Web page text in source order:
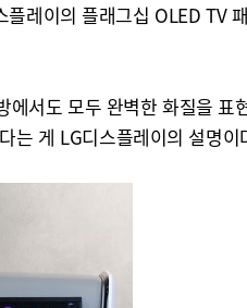
레이의 플래그십 OLED TV
서도 모두 완벽한 화질을
는 게 LG디스플레이의 설명이